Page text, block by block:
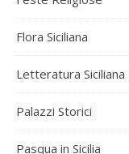
Flora Siciliana
Letteratura Siciliana
Palazzi Storici
Pasqua in Sicilia